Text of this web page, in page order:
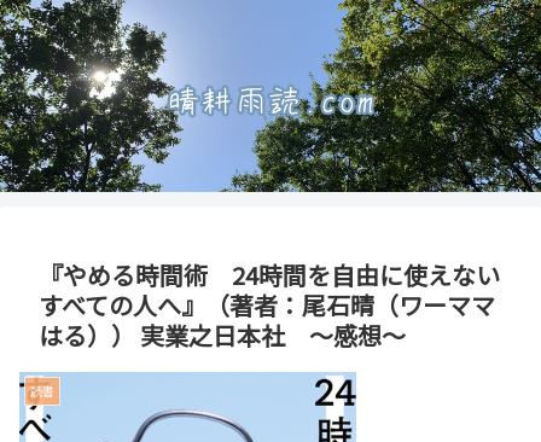
『やめる時間術 24時間を自由に使えない
すべての人へ』（著者：尾石晴（ワーママ
はる）） 実業之日本社 ～感想～
読書